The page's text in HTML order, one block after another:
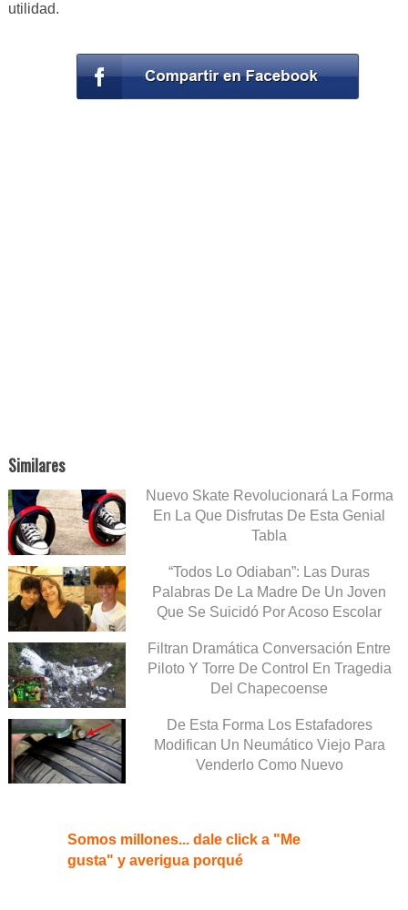
utilidad.
Similares
Nuevo Skate Revolucionará La Forma
En La Que Disfrutas De Esta Genial
Tabla
“Todos Lo Odiaban”: Las Duras
Palabras De La Madre De Un Joven
Que Se Suicidó Por Acoso Escolar
Filtran Dramática Conversación Entre
Piloto Y Torre De Control En Tragedia
Del Chapecoense
De Esta Forma Los Estafadores
Modifican Un Neumático Viejo Para
Venderlo Como Nuevo
Somos millones... dale click a "Me
gusta" y averigua porqué